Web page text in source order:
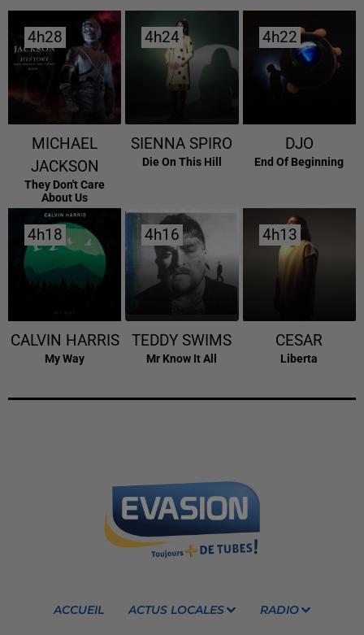
4h28
4h28
MICHAEL
JACKSON
They Don't Care
About Us
4h24
4h24
SIENNA SPIRO
Die On This Hill
4h22
4h22
DJO
End Of Beginning
4h18
4h18
CALVIN HARRIS
My Way
4h16
4h16
TEDDY SWIMS
Mr Know It All
4h13
4h13
CESAR
Liberta
ACCUEIL ACTUS LOCALES RADIO